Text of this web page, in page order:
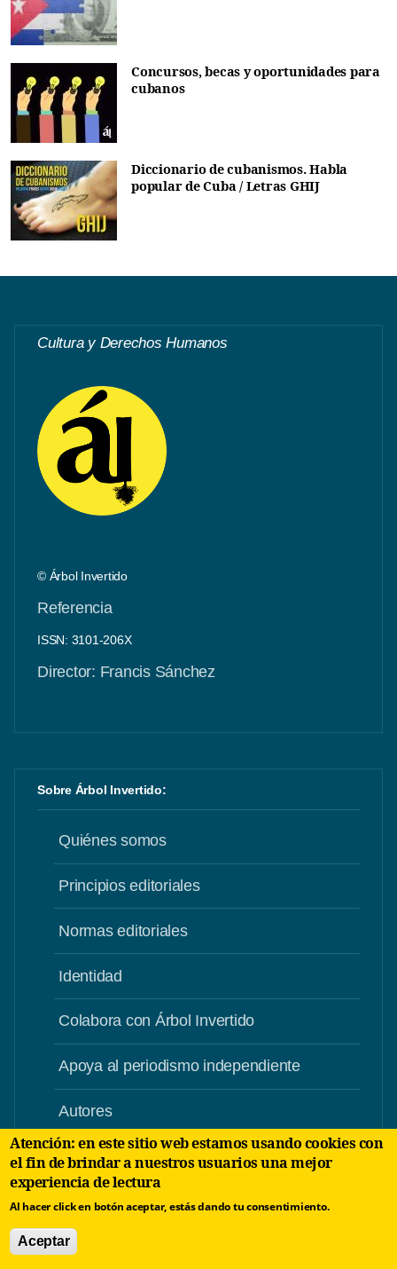
Concursos, becas y oportunidades para
cubanos
Diccionario de cubanismos. Habla
popular de Cuba / Letras GHIJ
Cultura y Derechos Humanos
© Árbol Invertido
Referencia
ISSN: 3101-206X
Director: Francis Sánchez
Sobre Árbol Invertido:
Quiénes somos
Principios editoriales
Normas editoriales
Identidad
Colabora con Árbol Invertido
Apoya al periodismo independiente
Autores
Oportunidades de negocios
Contacto
Aviso Legal
Atención: en este sitio web estamos usando cookies con
el fin de brindar a nuestros usuarios una mejor
experiencia de lectura
Al hacer click en botón aceptar, estás dando tu consentimiento.
Aceptar